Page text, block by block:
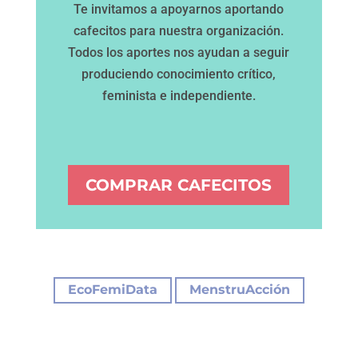
Te invitamos a apoyarnos aportando
cafecitos para nuestra organización.
Todos los aportes nos ayudan a seguir
produciendo conocimiento crítico,
feminista e independiente.
COMPRAR CAFECITOS
EcoFemiData MenstruAcción